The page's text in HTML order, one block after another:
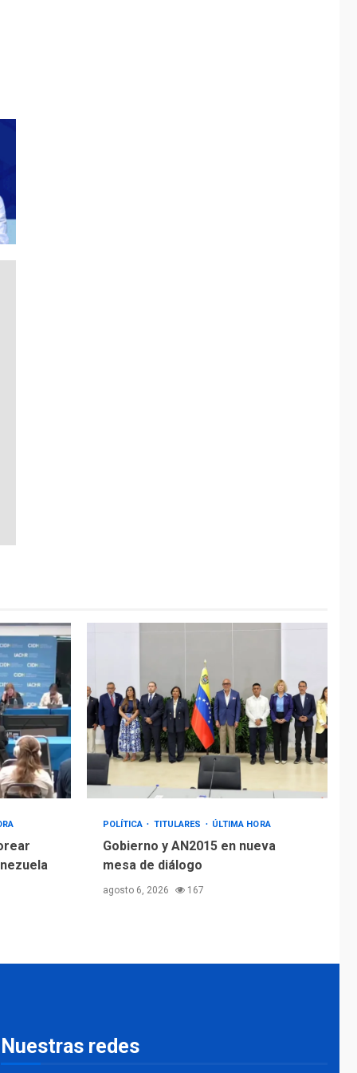
POLÍTICA TITULARES ÚLTIMA HORA
Gobierno y AN2015 en nueva
mesa de diálogo
agosto 6, 2026 167
Nuestras redes